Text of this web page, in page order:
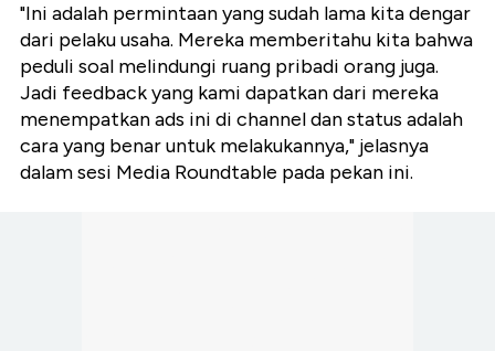
"Ini adalah permintaan yang sudah lama kita dengar
dari pelaku usaha. Mereka memberitahu kita bahwa
peduli soal melindungi ruang pribadi orang juga.
Jadi feedback yang kami dapatkan dari mereka
menempatkan ads ini di channel dan status adalah
cara yang benar untuk melakukannya," jelasnya
dalam sesi Media Roundtable pada pekan ini.